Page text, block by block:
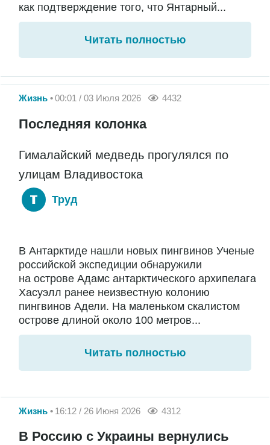
как подтверждение того, что Янтарный...
Читать полностью
Жизнь 00:01 / 03 Июля 2026 4432
Последняя колонка
Гималайский медведь прогулялся по
улицам Владивостока
Труд
В Антарктиде нашли новых пингвинов Ученые
российской экспедиции обнаружили
на острове Адамс антарктического архипелага
Хасуэлл ранее неизвестную колонию
пингвинов Адели. На маленьком скалистом
острове длиной около 100 метров...
Читать полностью
Жизнь 16:12 / 26 Июня 2026 4312
В Россию с Украины вернулись